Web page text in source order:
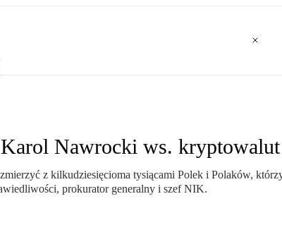
Nawrocki ws. kryptowalut
z kilkudziesięcioma tysiącami Polek i Polaków,
prokurator generalny i szef NIK.